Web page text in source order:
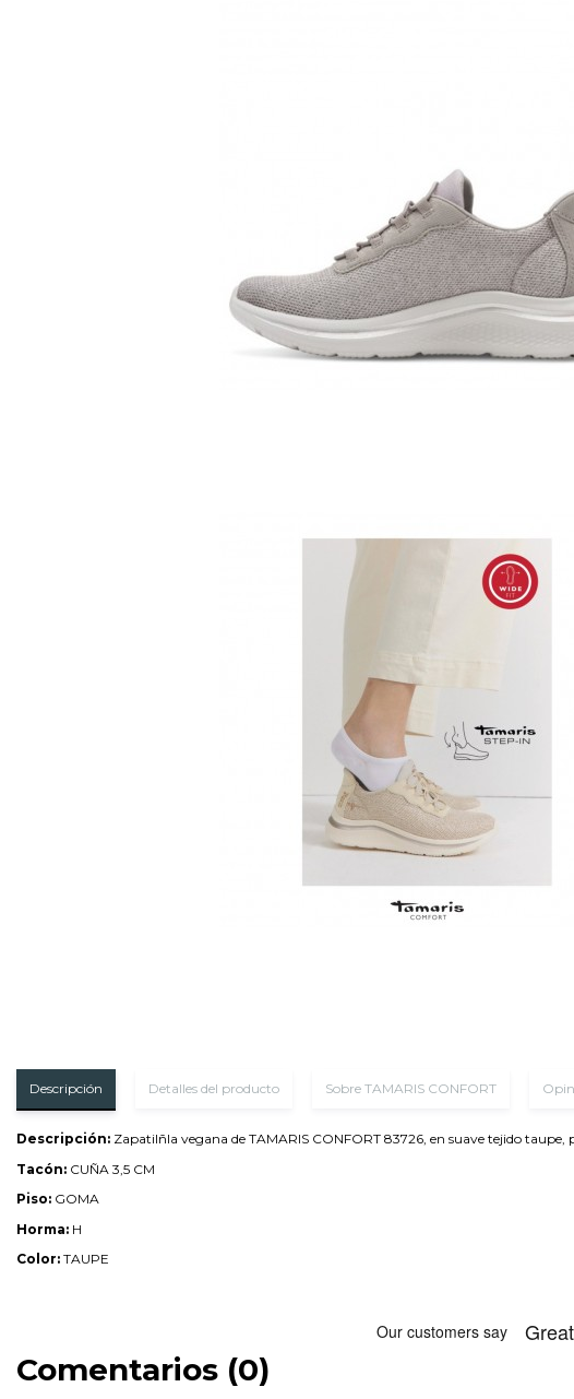
Descripción Detalles del producto Sobre TAMARIS CONFORT
Descripción: Zapatilñla vegana de TAMARIS CONFORT 83726, en suave tejido
Tacón: CUÑA 3,5 CM
Piso: GOMA
Horma: H
Color: TAUPE
Comentarios (0)